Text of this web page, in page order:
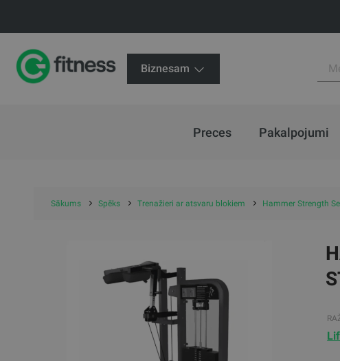
Biznesam
Preces Pakalpojumi
Sākums Spēks Trenažieri ar atsvaru blokiem Hammer Strength